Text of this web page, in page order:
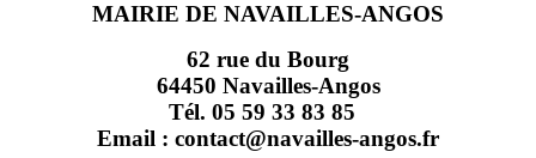
MAIRIE DE NAVAILLES-ANGOS
62 rue du Bourg
64450 Navailles-Angos
Tél. 05 59 33 83 85
Email : contact@navailles-angos.fr